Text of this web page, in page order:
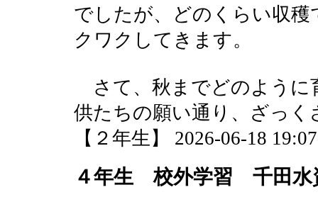
でしたが、どのくらい収
クワクしてきます。
さて、秋までどのように
供たちの願い通り、ざっ
【２年生】 2026-06-18
４年生 校外学習 千田水